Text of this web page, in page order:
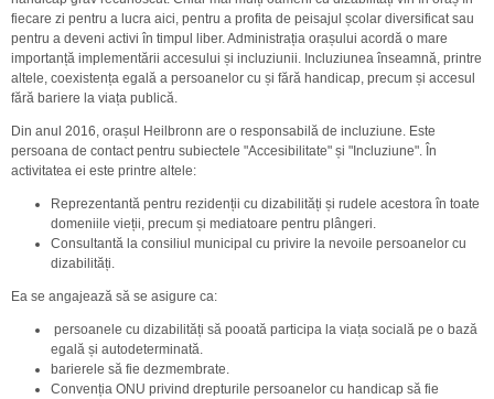
fiecare zi pentru a lucra aici, pentru a profita de peisajul școlar diversificat sau
pentru a deveni activi în timpul liber. Administrația orașului acordă o mare
importanță implementării accesului și incluziunii. Incluziunea înseamnă, printre
altele, coexistența egală a persoanelor cu și fără handicap, precum și accesul
fără bariere la viața publică.
Din anul 2016, orașul Heilbronn are o responsabilă de incluziune. Este
persoana de contact pentru subiectele "Accesibilitate" și "Incluziune". În
activitatea ei este printre altele:
Reprezentantă pentru rezidenții cu dizabilități și rudele acestora în toate
domeniile vieții, precum și mediatoare pentru plângeri.
Consultantă la consiliul municipal cu privire la nevoile persoanelor cu
dizabilități.
Ea se angajează să se asigure ca:
persoanele cu dizabilități să pooată participa la viața socială pe o bază
egală și autodeterminată.
barierele să fie dezmembrate.
Convenția ONU privind drepturile persoanelor cu handicap să fie